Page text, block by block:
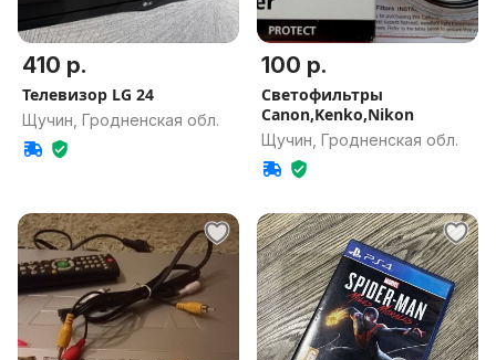
410 р.
Телевизор LG 24
Щучин, Гродненская обл.
100 р.
Светофильтры
Canon,Kenko,Nikon
Щучин, Гродненская обл.